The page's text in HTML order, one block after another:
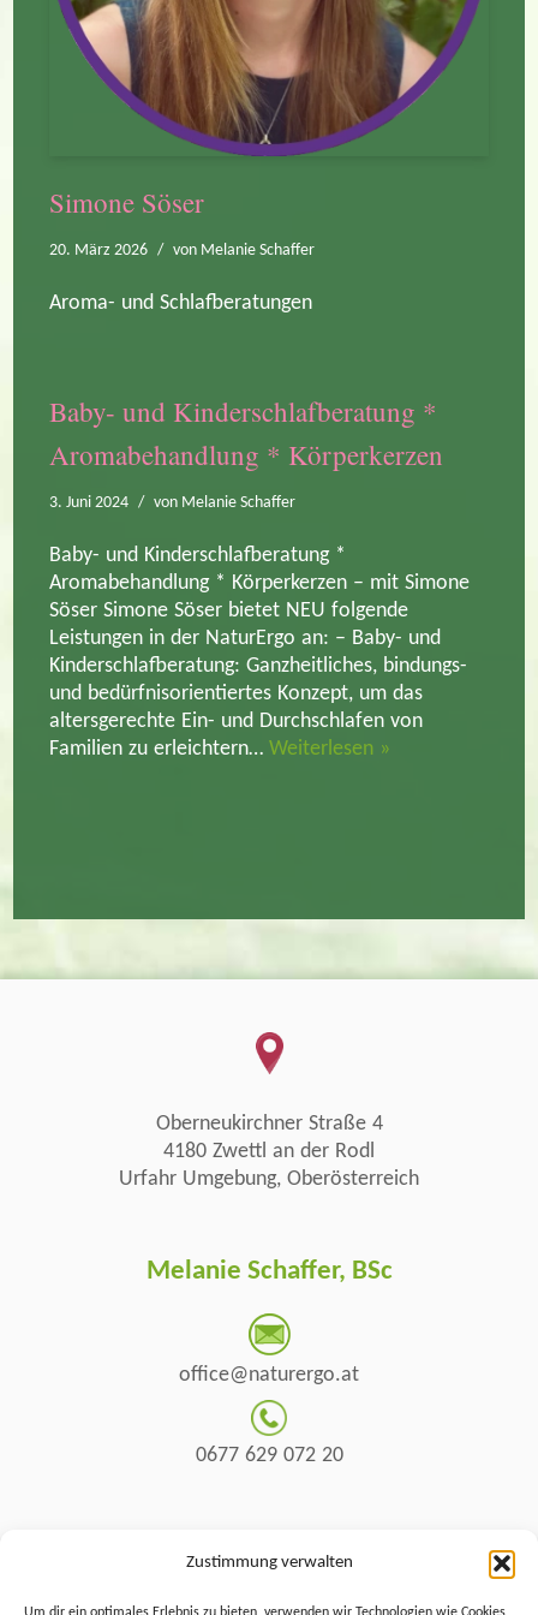
Zustimmung verwalten
Simone Söser
20. März 2026 von Melanie Schaffer
Aroma- und Schlafberatungen
Baby- und Kinderschlafberatung *
Aromabehandlung * Körperkerzen
3. Juni 2024 von Melanie Schaffer
Baby- und Kinderschlafberatung *
Aromabehandlung * Körperkerzen – mit Simone
Söser Simone Söser bietet NEU folgende
Leistungen in der NaturErgo an: – Baby- und
Kinderschlafberatung: Ganzheitliches, bindungs-
und bedürfnisorientiertes Konzept, um das
altersgerechte Ein- und Durchschlafen von
Familien zu erleichtern…Weiterlesen »
Oberneukirchner Straße 4
4180 Zwettl an der Rodl
Urfahr Umgebung, Oberösterreich
Melanie Schaffer, BSc
office@naturergo.at
0677 629 072 20
Simone Söser